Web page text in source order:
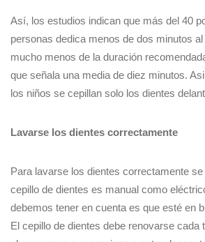
Así, los estudios indican que más del 40
personas dedica menos de dos minutos al
mucho menos de la duración
que señala una media de diez minutos.
los niños se cepillan solo los dientes
Lavarse los dientes correctamente
Para lavarse los dientes correctamente
cepillo de dientes es manual como
debemos tener en cuenta es que esté en
El cepillo de dientes debe renovarse